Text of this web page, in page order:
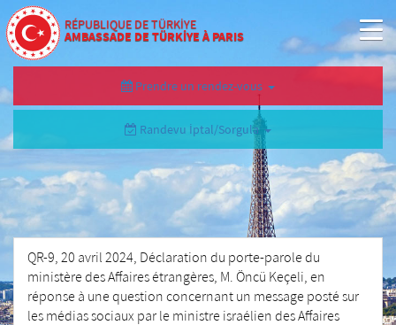
RÉPUBLIQUE DE TÜRKİYE
AMBASSADE DE TÜRKİYE À PARIS
Prendre un rendez-vous
Randevu İptal/Sorgula
QR-9, 20 avril 2024, Déclaration du porte-parole du
ministère des Affaires étrangères, M. Öncü Keçeli, en
réponse à une question concernant un message posté sur
les médias sociaux par le ministre israélien des Affaires